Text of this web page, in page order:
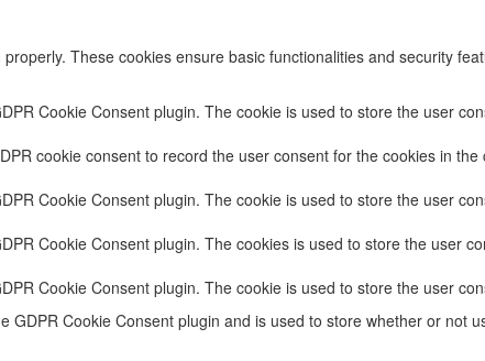
These cookies ensure basic functionalities and security
Cookie Consent plugin. The cookie is used to store the user
cookie consent to record the user consent for the cookies in
Cookie Consent plugin. The cookie is used to store the user
Cookie Consent plugin. The cookies is used to store the user
Cookie Consent plugin. The cookie is used to store the user
GDPR Cookie Consent plugin and is used to store whether or not